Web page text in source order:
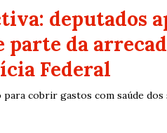
deputados
parte da
Federal
cobrir gastos com saúde